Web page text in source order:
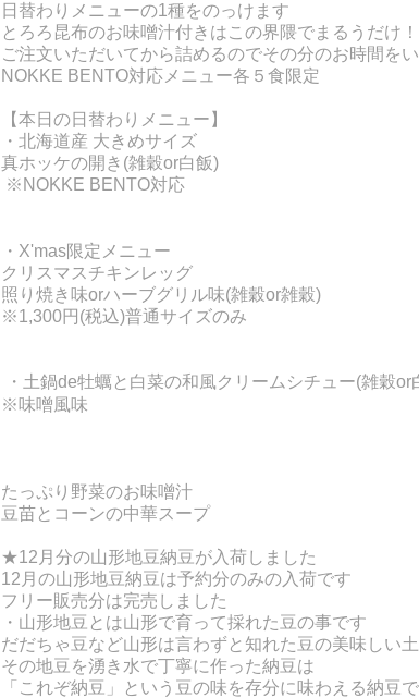
日替わりメニュ ーの1種をのっけます
とろろ昆布のお味噌汁付きはこの界隈でまるうだけ！
ご注文いただいてから詰めるのでその分のお時間を
NOKKE BENTO対応メニュー各５食限定
【本日の日替わりメニュー】
・北海道産 大きめサイズ
真ホッケの開き(雑穀or白飯)
※NOKKE BENTO対応
・X'mas限定メニュー
クリスマスチキンレッグ
照り焼き味orハーブグリル味(雑穀or雑穀)
※1,300円(税込)普通サイズのみ
・ 土鍋de牡蠣と白菜の和風クリームシチュー(雑穀or
※味噌風味
たっぷり野菜のお味噌汁
豆苗とコーンの中華スープ
★12月分の山形地豆納豆が入荷しました
12月の山形地豆納豆は予約分のみの入荷です
フリー販売分は完売しました
・山形地豆とは山形で育って採れた豆の事です
だだちゃ豆など山形は言わずと知れた豆の美味しい
その地豆を湧き水で丁寧に作った納豆は
「これぞ納豆」という豆の味を存分に味わえる納豆